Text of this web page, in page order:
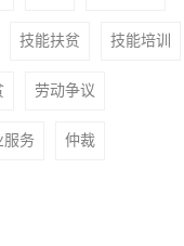
技能扶贫 技能培训
劳动争议
服务 仲裁